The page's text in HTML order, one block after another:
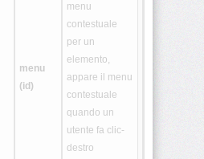
menu
(id)
menu
contestuale
per un
elemento,
appare il menu
contestuale
quando un
utente fa clic-
destro